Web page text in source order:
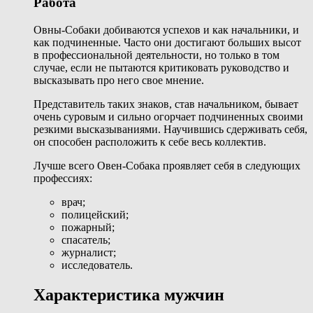
Овны-Собаки добиваются успехов и как начальники, и
как подчиненные. Часто они достигают больших высот
в профессиональной деятельности, но только в том
случае, если не пытаются критиковать руководство и
высказывать про него свое мнение.
Представитель таких знаков, став начальником, бывает
очень суровым и сильно огорчает подчиненных своими
резкими высказываниями. Научившись сдерживать себя,
он способен расположить к себе весь коллектив.
Лучше всего Овен-Собака проявляет себя в следующих
профессиях:
врач;
полицейский;
пожарный;
спасатель;
журналист;
исследователь.
Характеристика мужчин